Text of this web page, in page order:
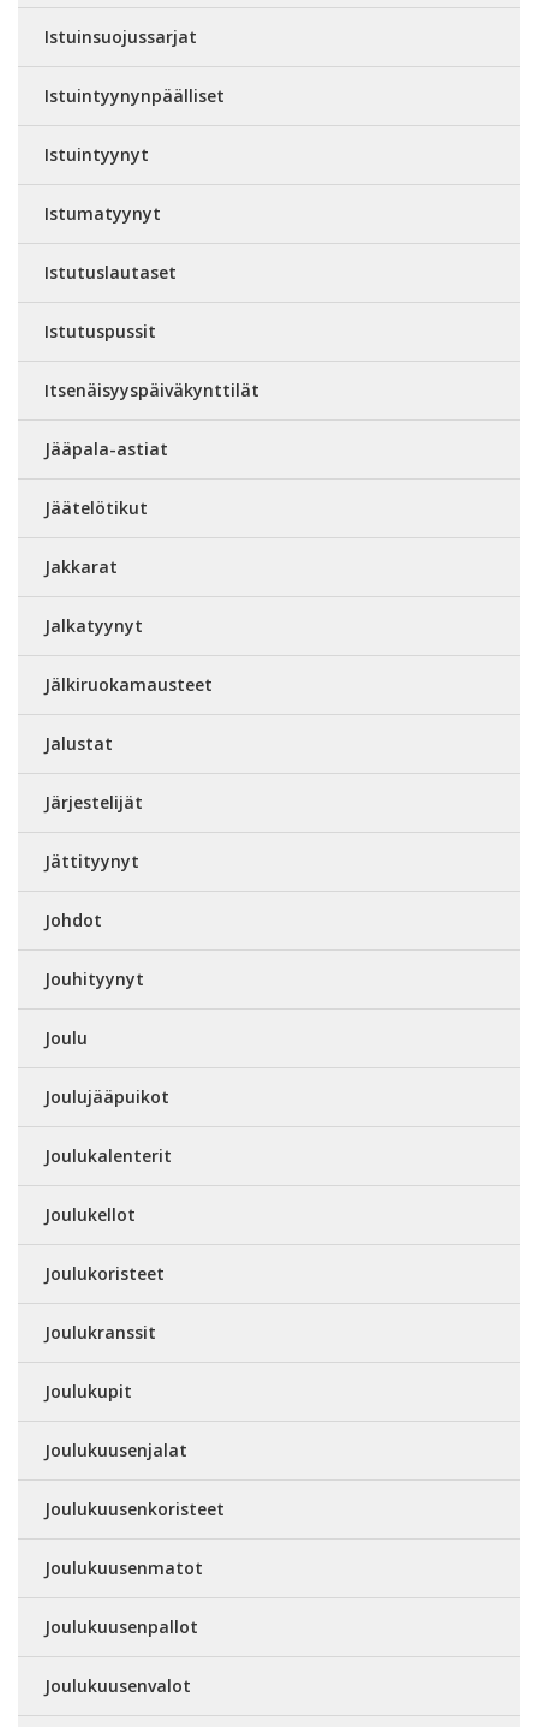
Istuinsuojussarjat
Istuintyynynpäälliset
Istuintyynyt
Istumatyynyt
Istutuslautaset
Istutuspussit
Itsenäisyyspäiväkynttilät
Jääpala-astiat
Jäätelötikut
Jakkarat
Jalkatyynyt
Jälkiruokamausteet
Jalustat
Järjestelijät
Jättityynyt
Johdot
Jouhityynyt
Joulu
Joulujääpuikot
Joulukalenterit
Joulukellot
Joulukoristeet
Joulukranssit
Joulukupit
Joulukuusenjalat
Joulukuusenkoristeet
Joulukuusenmatot
Joulukuusenpallot
Joulukuusenvalot